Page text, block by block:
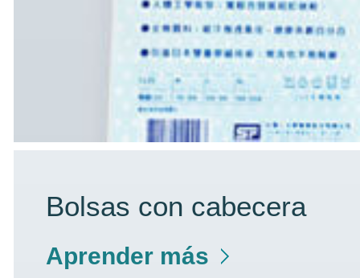
Bolsas con cabecera
Aprender más